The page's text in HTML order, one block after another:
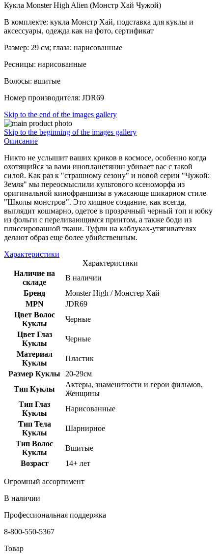
Кукла Monster High Alien (Монстр Хай Чужой)
В комплекте: кукла Монстр Хай, подставка для куклы и
аксессуары, одежда как на фото, сертификат
Размер: 29 см; глаза: нарисованные
Ресницы: нарисованные
Волосы: вшитые
Номер производителя: JDR69
Skip to the end of the images gallery
Skip to the beginning of the images gallery
Описание
Никто не услышит ваших криков в космосе, особенно когда
охотящийся за вами инопланетянин убивает вас с такой
силой. Как раз к "страшному сезону" и новой серии "Чужой:
Земля" мы переосмыслили культового ксеноморфа из
оригинальной кинофраншизы в ужасающе шикарном стиле
"Школы монстров". Это хищное создание, как всегда,
выглядит кошмарно, одетое в прозрачный черный топ и юбку
из фольги с переливающимся принтом, а также боди из
плиссированной ткани. Туфли на каблуках-утягивателях
делают образ еще более убийственным.
Характеристики
Характеристики
Наличие на
складе
В наличии
Бренд
Monster High / Монстер Хай
MPN
JDR69
Цвет Волос
Куклы
Черные
Цвет Глаз
Куклы
Черные
Материал
Куклы
Пластик
Размер Куклы
20-29см
Тип Куклы
Актеры, знаменитости и герои фильмов,
Женщины
Тип Глаз
Куклы
Нарисованные
Тип Тела
Куклы
Шарнирное
Тип Волос
Куклы
Вшитые
Возраст
14+ лет
Огромный ассортимент
В наличии
Профессиональная поддержка
8-800-550-5367
Товар